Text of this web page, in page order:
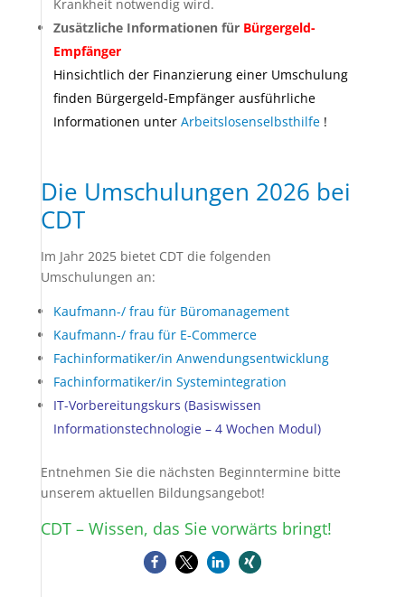
Krankheit notwendig wird.
Zusätzliche Informationen für Bürgergeld-
Empfänger
Hinsichtlich der Finanzierung einer Umschulung
finden Bürgergeld-Empfänger ausführliche
Informationen unter Arbeitslosenselbsthilfe!
Die Umschulungen 2026 bei
CDT
Im Jahr 2025 bietet CDT die folgenden
Umschulungen an:
Kaufmann-/ frau für Büromanagement
Kaufmann-/ frau für E-Commerce
Fachinformatiker/in Anwendungsentwicklung
Fachinformatiker/in Systemintegration
IT-Vorbereitungskurs (Basiswissen
Informationstechnologie – 4 Wochen Modul)
Entnehmen Sie die nächsten Beginntermine bitte
unserem aktuellen Bildungsangebot!
CDT – Wissen, das Sie vorwärts bringt!